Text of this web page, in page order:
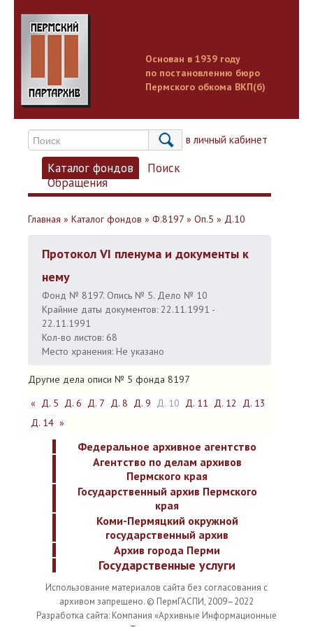
Основан в 1939 году
по постановлению бюро
Пермского обкома ВКП(б)
Вход в личный кабинет
Каталог фондов
Поиск
Обращения
Главная » Каталог фондов » Ф.8197 » Оп.5 » Д.10
Протокол VI пленума и документы к
нему
Фонд № 8197. Опись № 5. Дело № 10
Крайние даты документов: 22.11.1991 -
22.11.1991
Кол-во листов: 68
Место хранения: Не указано
Другие дела описи № 5 фонда 8197
« Д. 5 Д. 6 Д. 7 Д. 8 Д. 9 Д. 10 Д. 11 Д. 12
Д. 13
Д. 14 »
Федеральное архивное агентство
Агентство по делам архивов
Пермского края
Государственный архив Пермского
края
Коми-Пермяцкий окружной
государственный архив
Архив города Перми
Государственные услуги
Использование материалов сайта без согласования с
архивом запрещено. © ПермГАСПИ, 2009–2022
Разработка сайта: Компания «Архивные Информационные